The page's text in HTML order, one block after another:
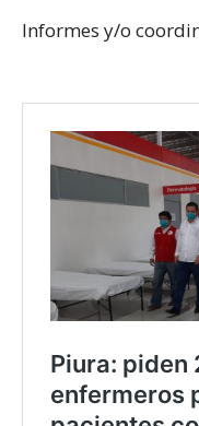
Informes y/o